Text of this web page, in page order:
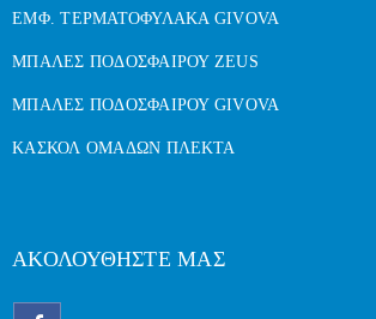
ΕΜΦ. ΤΕΡΜΑΤΟΦΥΛΑΚΑ GIVOVA
ΜΠΑΛΕΣ ΠΟΔΟΣΦΑΙΡΟΥ ZEUS
ΜΠΑΛΕΣ ΠΟΔΟΣΦΑΙΡΟΥ GIVOVA
ΚΑΣΚΟΛ ΟΜΑΔΩΝ ΠΛΕΚΤΑ
ΑΚΟΛΟΥΘΗΣΤΕ ΜΑΣ